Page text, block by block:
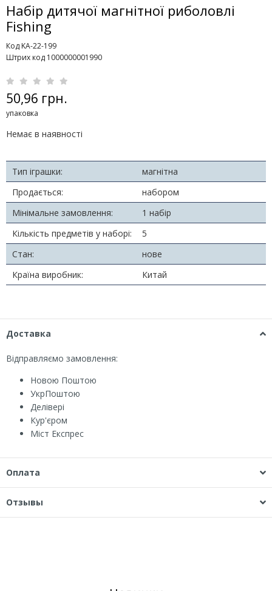
Набір дитячої магнітної риболовлі
Fishing
Код KA-22-199
Штрих код 1000000001990
50,96 грн.
упаковка
Немає в наявності
Тип іграшки:
магнітна
Продається:
набором
Мінімальне замовлення:
1 набір
Кількість предметів у наборі:
5
Стан:
нове
Країна виробник:
Китай
Доставка
Відправляємо замовлення:
Новою Поштою
УкрПоштою
Делівері
Кур'єром
Міст Експрес
Оплата
Отзывы